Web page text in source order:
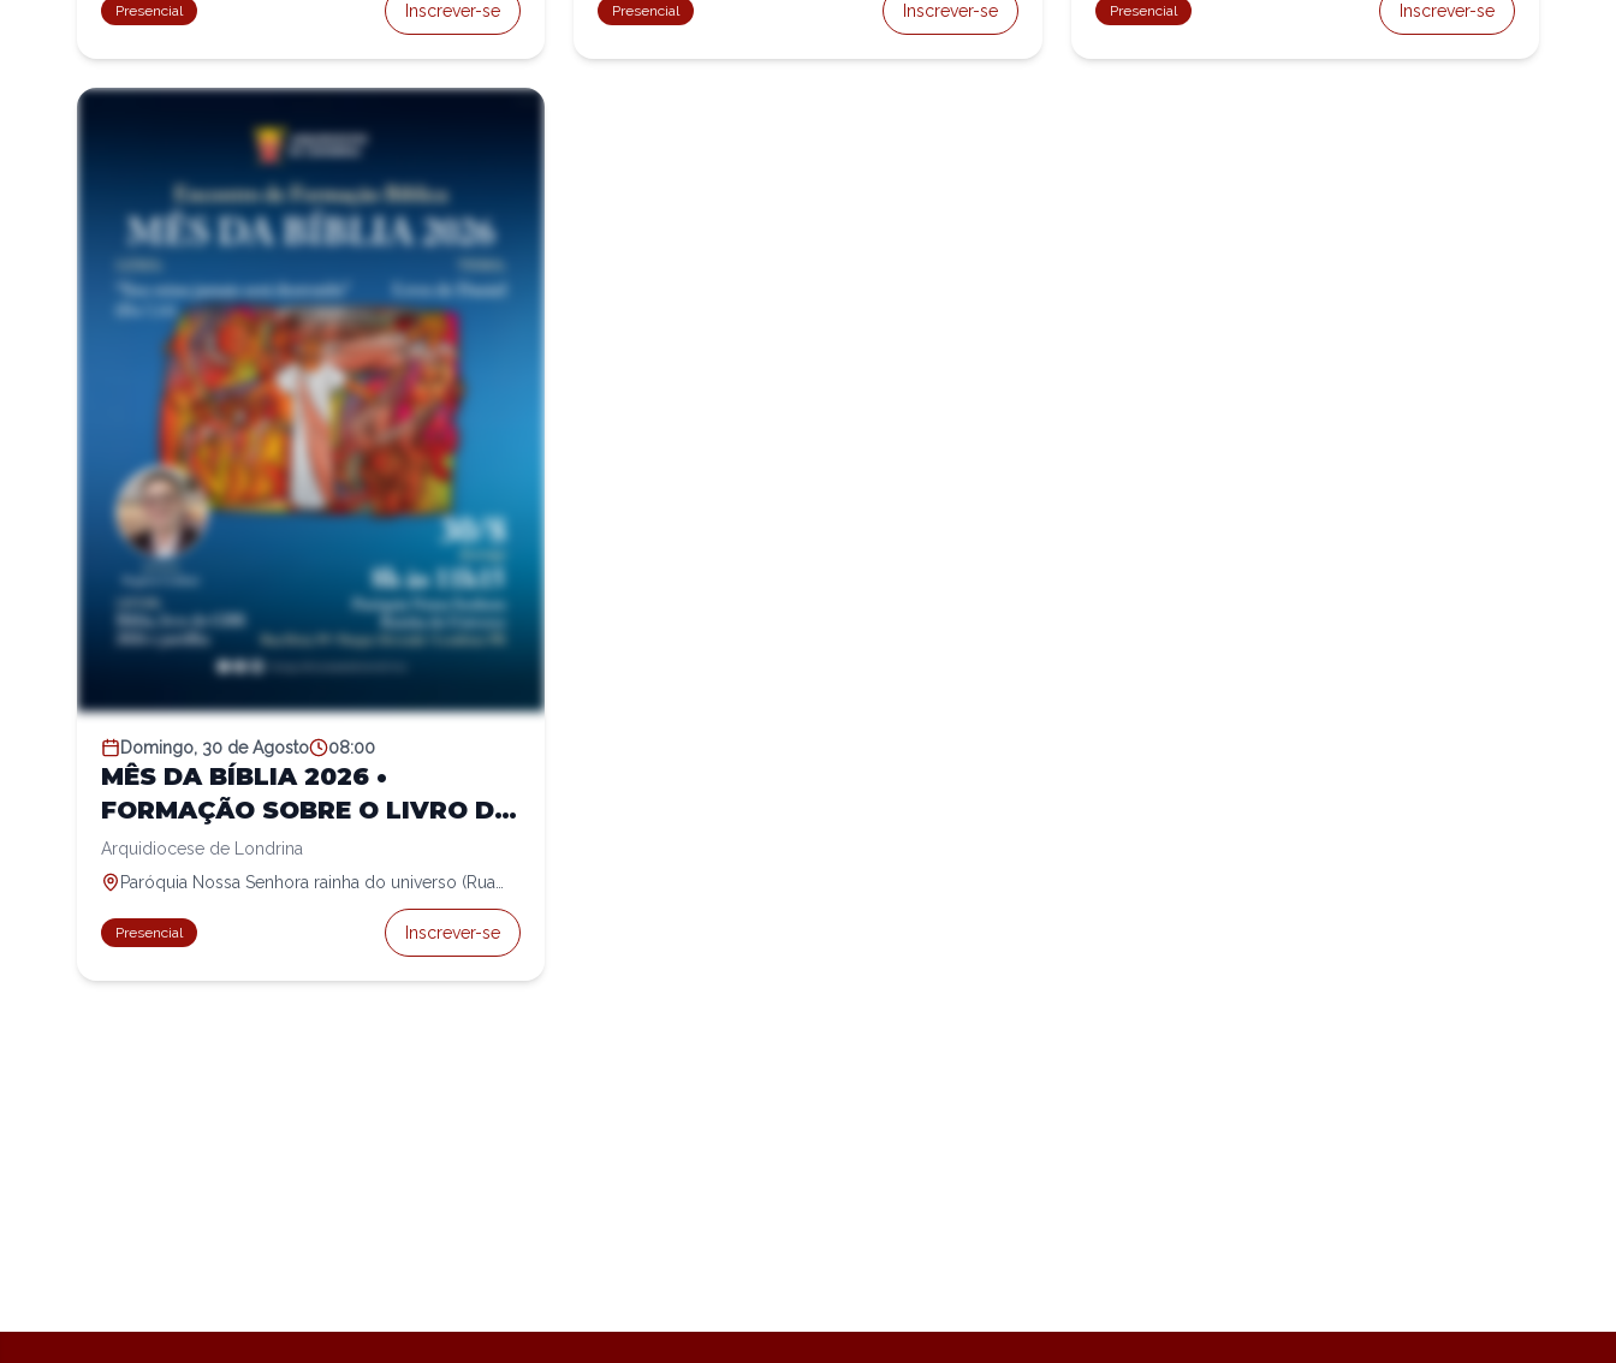
Presencial Inscrever-se Presencial Inscrever-se Presencial Inscrever-se
Domingo, 30 de Agosto 08:00
MÊS DA BÍBLIA 2026 •
FORMAÇÃO SOBRE O LIVRO DE
DANIEL
Arquidiocese de Londrina
Paróquia Nossa Senhora rainha do universo (Rua
Presencial Inscrever-se